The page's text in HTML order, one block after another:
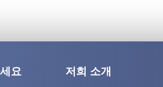
요 저희 소개